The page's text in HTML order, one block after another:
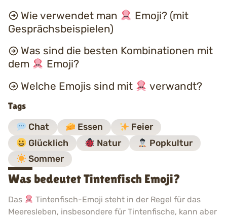
Wie verwendet man
Emoji? (mit
Gesprächsbeispielen)
Was sind die besten Kombinationen mit
dem
Emoji?
Welche Emojis sind mit
verwandt?
Tags
Chat Essen
Feier
Glücklich
Natur
Popkultur
Sommer
Was bedeutet Tintenfisch Emoji?
Das
Tintenfisch-Emoji steht in der Regel für das
Meeresleben, insbesondere für Tintenfische, kann aber